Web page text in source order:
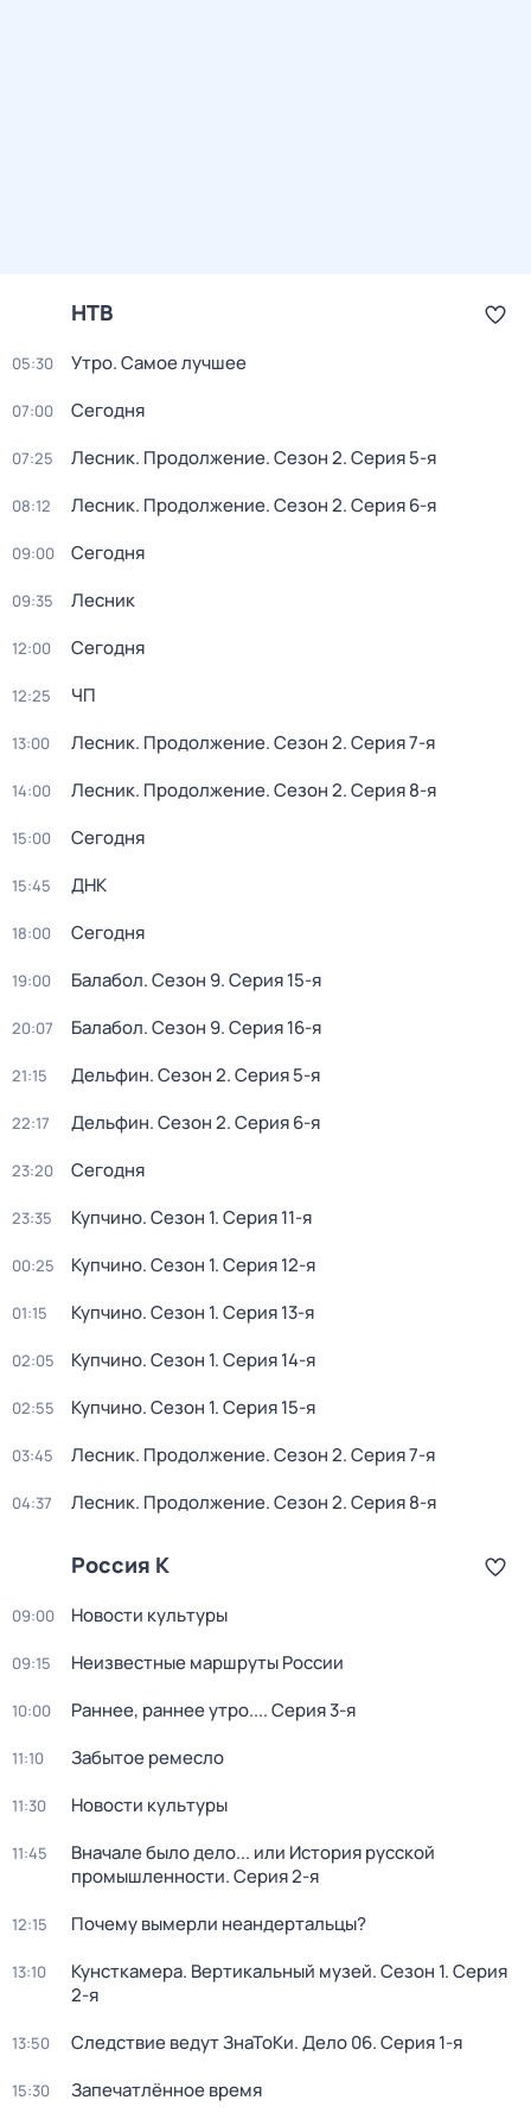
НТВ
05:30 Утро. Самое лучшее
07:00 Сегодня
07:25 Лесник. Продолжение. Сезон 2. Серия 5-я
08:12 Лесник. Продолжение. Сезон 2. Серия 6-я
09:00 Сегодня
09:35 Лесник
12:00 Сегодня
12:25 ЧП
13:00 Лесник. Продолжение. Сезон 2. Серия 7-я
14:00 Лесник. Продолжение. Сезон 2. Серия 8-я
15:00 Сегодня
15:45 ДНК
18:00 Сегодня
19:00 Балабол. Сезон 9. Серия 15-я
20:07 Балабол. Сезон 9. Серия 16-я
21:15 Дельфин. Сезон 2. Серия 5-я
22:17 Дельфин. Сезон 2. Серия 6-я
23:20 Сегодня
23:35 Купчино. Сезон 1. Серия 11-я
00:25 Купчино. Сезон 1. Серия 12-я
01:15 Купчино. Сезон 1. Серия 13-я
02:05 Купчино. Сезон 1. Серия 14-я
02:55 Купчино. Сезон 1. Серия 15-я
03:45 Лесник. Продолжение. Сезон 2. Серия 7-я
04:37 Лесник. Продолжение. Сезон 2. Серия 8-я
Россия К
09:00 Новости культуры
09:15 Неизвестные маршруты России
10:00 Раннее, раннее утро.... Серия 3-я
11:10 Забытое ремесло
11:30 Новости культуры
11:45
Вначале было дело... или История русской
промышленности. Серия 2-я
12:15 Почему вымерли неандертальцы?
13:10 Кунсткамера. Вертикальный музей. Сезон 1. Серия
2-я
13:50 Следствие ведут ЗнаТоКи. Дело 06. Серия 1-я
15:30 Запечатлённое время